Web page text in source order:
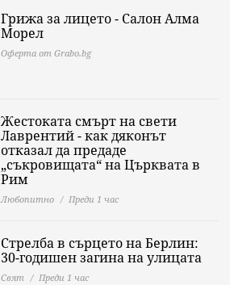
Грижа за лицето - Салон Алма
Морел
Оферта от Grabo.bg
Жестоката смърт на свети
Лаврентий - как дяконът
отказал да предаде
„съкровищата“ на Църквата в
Рим
Любопитно Преди 1 час
Стрелба в сърцето на Берлин:
30-годишен загина на улицата
Свят Преди 1 час